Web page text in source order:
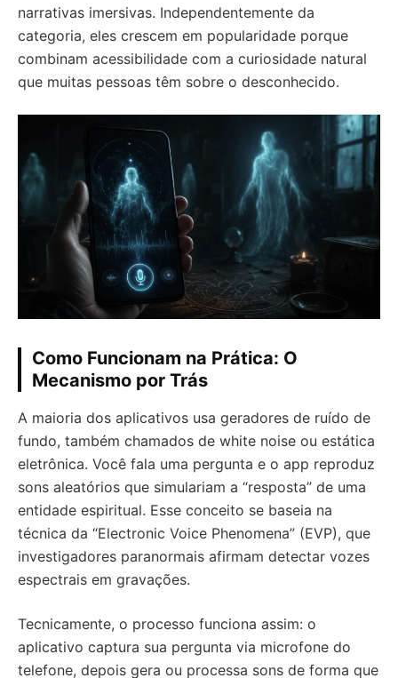
narrativas imersivas. Independentemente da
categoria, eles crescem em popularidade porque
combinam acessibilidade com a curiosidade natural
que muitas pessoas têm sobre o desconhecido.
Como Funcionam na Prática: O
Mecanismo por Trás
A maioria dos aplicativos usa geradores de ruído de
fundo, também chamados de white noise ou estática
eletrônica. Você fala uma pergunta e o app reproduz
sons aleatórios que simulariam a “resposta” de uma
entidade espiritual. Esse conceito se baseia na
técnica da “Electronic Voice Phenomena” (EVP), que
investigadores paranormais afirmam detectar vozes
espectrais em gravações.
Tecnicamente, o processo funciona assim: o
aplicativo captura sua pergunta via microfone do
telefone, depois gera ou processa sons de forma que